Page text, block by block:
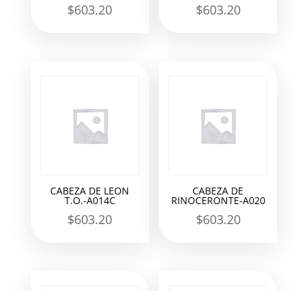
$603.20 $603.20
CABEZA DE LEON
T.O.-A014C
$603.20
CABEZA DE
RINOCERONTE-A020
$603.20